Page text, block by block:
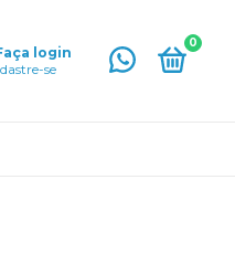
login
se
0